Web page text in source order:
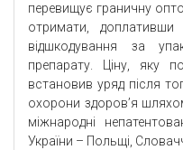
перевищує граничну
отримати,
відшкодування за
препарату. Ціну, яку
встановив уряд після
охорони здоров’я
міжнародні
України – Польщі,